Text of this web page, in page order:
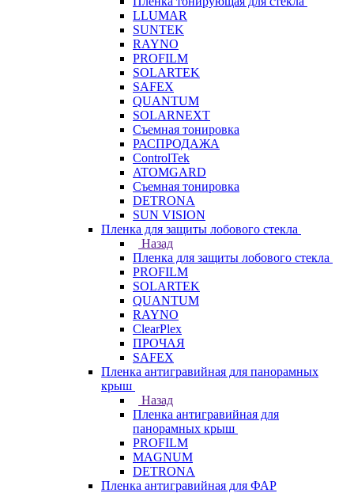
LLUMAR
SUNTEK
RAYNO
PROFILM
SOLARTEK
SAFEX
QUANTUM
SOLARNEXT
Съемная тонировка
РАСПРОДАЖА
ControlTek
ATOMGARD
Съемная тонировка
DETRONA
SUN VISION
Пленка для защиты лобового стекла
Назад
Пленка для защиты лобового стекла
PROFILM
SOLARTEK
QUANTUM
RAYNO
ClearPlex
ПРОЧАЯ
SAFEX
Пленка антигравийная для панорамных
крыш
Назад
Пленка антигравийная для
панорамных крыш
PROFILM
MAGNUM
DETRONA
Пленка антигравийная для ФАР